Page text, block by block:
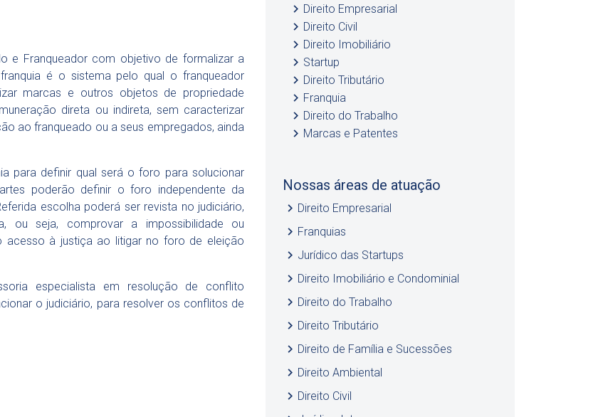
e Franqueador com objetivo de formalizar a
é o sistema pelo qual o franqueador
marcas e outros objetos de propriedade
direta ou indireta, sem caracterizar
ao franqueado ou a seus empregados, ainda
para definir qual será o foro para solucionar
poderão definir o foro independente da
escolha poderá ser revista no judiciário,
ou seja, comprovar a impossibilidade ou
acesso à justiça ao litigar no foro de eleição
especialista em resolução de conflito
o judiciário, para resolver os conflitos de
keyboard_arrow_right Direito Empresarial
keyboard_arrow_right Direito Civil
keyboard_arrow_right Direito Imobiliário
keyboard_arrow_right Startup
keyboard_arrow_right Direito Tributário
keyboard_arrow_right Franquia
keyboard_arrow_right Direito do Trabalho
keyboard_arrow_right Marcas e Patentes
Nossas áreas de atuação
keyboard_arrow_right Direito Empresarial
keyboard_arrow_right Franquias
keyboard_arrow_right Jurídico das Startups
keyboard_arrow_right Direito Imobiliário e Condominial
keyboard_arrow_right Direito do Trabalho
keyboard_arrow_right Direito Tributário
keyboard_arrow_right Direito de Família e Sucessões
keyboard_arrow_right Direito Ambiental
keyboard_arrow_right Direito Civil